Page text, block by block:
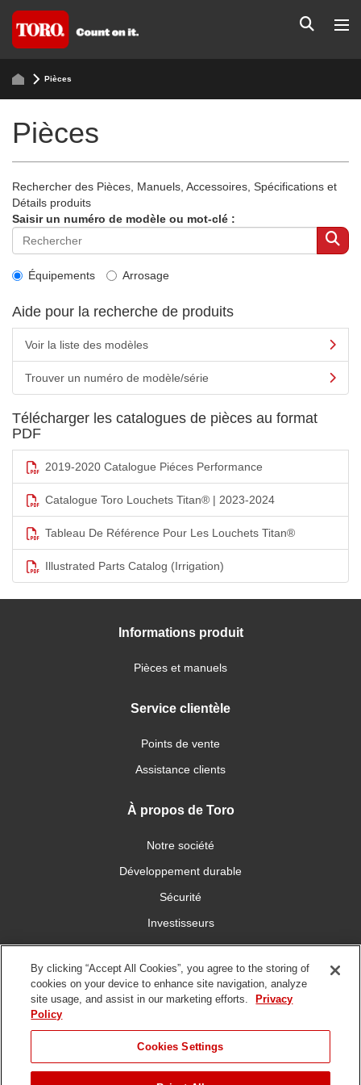
Pièces
Pièces
Rechercher des Pièces, Manuels, Accessoires, Spécifications et
Détails produits
Saisir un numéro de modèle ou mot-clé :
Équipements Arrosage
Aide pour la recherche de produits
Voir la liste des modèles
Trouver un numéro de modèle/série
Télécharger les catalogues de pièces au format
PDF
2019-2020 Catalogue Piéces Performance
Catalogue Toro Louchets Titan® | 2023-2024
Tableau De Référence Pour Les Louchets Titan®
Illustrated Parts Catalog (Irrigation)
Informations produit
Pièces et manuels
Service clientèle
Points de vente
Assistance clients
À propos de Toro
Notre société
Développement durable
Sécurité
Investisseurs
Carrières
Connectez-vous avec nous
By clicking “Accept All Cookies”, you agree to the storing of
cookies on your device to enhance site navigation, analyze
site usage, and assist in our marketing efforts.
Privacy
Policy
Cookies Settings